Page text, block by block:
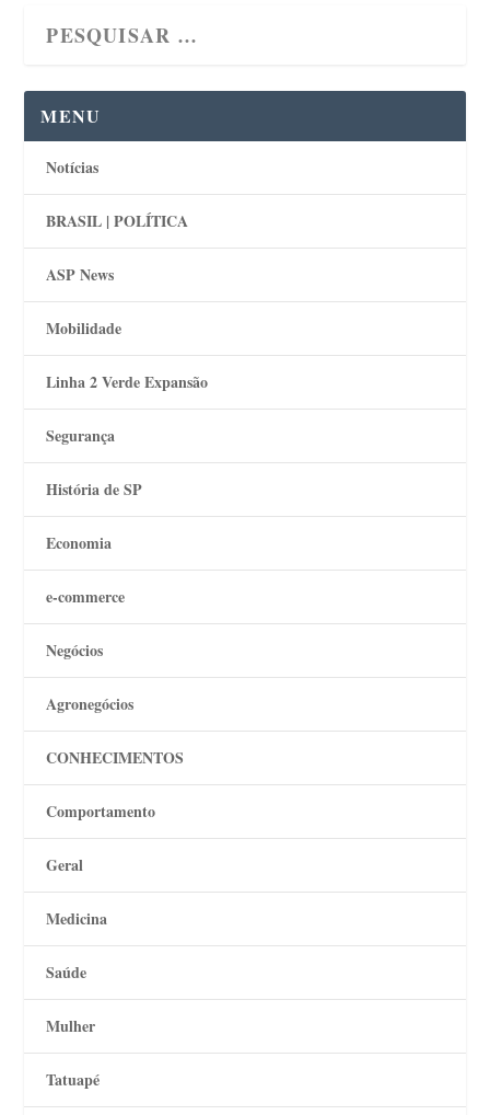
MENU
Notícias
BRASIL | POLÍTICA
ASP News
Mobilidade
Linha 2 Verde Expansão
Segurança
História de SP
Economia
e-commerce
Negócios
Agronegócios
CONHECIMENTOS
Comportamento
Geral
Medicina
Saúde
Mulher
Tatuapé